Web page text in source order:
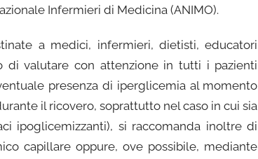
Infermieri di Medicina (ANIMO).
a medici, infermieri, dietisti, educatori
di valutare con attenzione in tutti i pazienti
presenza di iperglicemia al momento
il ricovero, soprattutto nel caso in cui sia
ipoglicemizzanti), si raccomanda inoltre di
capillare oppure, ove possibile, mediante